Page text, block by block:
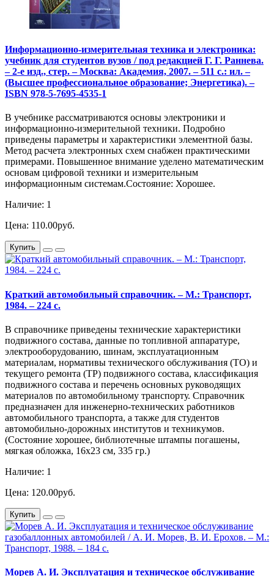
Информационно-измерительная техника и электроника:
учебник для студентов вузов / под редакцией Г. Г. Раннева.
– 2-е изд., стер. – Москва: Академия, 2007. – 511 с.: ил. –
(Высшее профессиональное образование; Энергетика). –
ISBN 978-5-7695-4535-1
В учебнике рассматриваются основы электроники и
информационно-измерительной техники. Подробно
приведены параметры и характеристики элементной базы.
Метод расчета электронных схем снабжен практическими
примерами. Повышенное внимание уделено математическим
основам цифровой техники и измерительным
информационным системам.Состояние: Хорошее.
Наличие: 1
Цена: 110.00руб.
Купить
Краткий автомобильный справочник. – М.: Транспорт,
1984. – 224 с.
В справочнике приведены технические характеристики
подвижного состава, данные по топливной аппаратуре,
электрооборудованию, шинам, эксплуатационным
материалам, нормативы технического обслуживания (ТО) и
текущего ремонта (ТР) подвижного состава, классификация
подвижного состава и перечень основных руководящих
материалов по автомобильному транспорту. Справочник
предназначен для инженерно-технических работников
автомобильного транспорта, а также для студентов
автомобильно-дорожных институтов и техникумов.
(Состояние хорошее, библиотечные штампы погашены,
мягкая обложка, 16х23 см, 335 гр.)
Наличие: 1
Цена: 120.00руб.
Купить
Морев А. И. Эксплуатация и техническое обслуживание